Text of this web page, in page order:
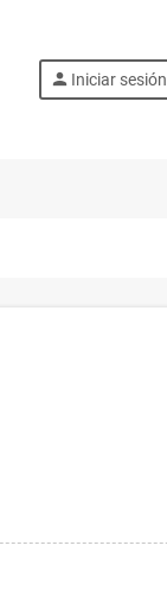
person Iniciar sesión